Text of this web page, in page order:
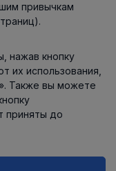
привычкам
нажав кнопку
их использования,
Также вы можете
приняты до